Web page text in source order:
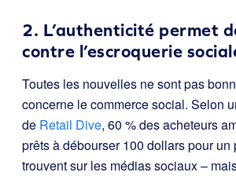
2. L’authenticité permet
contre l’escroquerie
Toutes les nouvelles ne sont pas
concerne le commerce social. Selon
de Retail Dive, 60 % des acheteurs
prêts à débourser 100 dollars pour un
trouvent sur les médias sociaux –